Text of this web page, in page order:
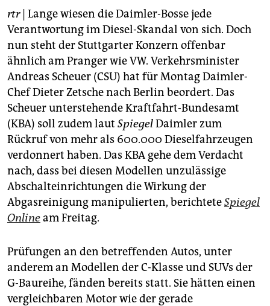
shop
fragen & hilfe
unterstützen
abo
genossenschaft
epaper login
rtr| Lange wiesen die Daimler-Bosse jede
Verantwortung im Diesel-Skandal von sich. Doch
nun steht der Stuttgarter Konzern offenbar
ähnlich am Pranger wie VW. Verkehrsminister
Andreas Scheuer (CSU) hat für Montag Daimler-
Chef Dieter Zetsche nach Berlin beordert. Das
Scheuer unterstehende Kraftfahrt-Bundesamt
(KBA) soll zudem laut SpiegelDaimler zum
Rückruf von mehr als 600.000 Dieselfahrzeugen
verdonnert haben. Das KBA gehe dem Verdacht
nach, dass bei diesen Modellen unzulässige
Abschalteinrichtungen die Wirkung der
Abgasreinigung manipulierten, berichteteSpiegel
Onlineam Freitag.
Prüfungen an den betreffenden Autos, unter
anderem an Modellen der C-Klasse und SUVs der
G-Baureihe, fänden bereits statt. Sie hätten einen
vergleichbaren Motor wie der gerade